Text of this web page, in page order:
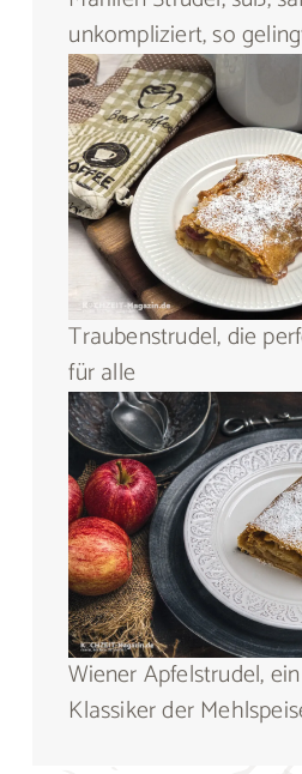
unkompliziert, so
Traubenstrudel, die
für alle
Wiener Apfelstrudel,
Klassiker der